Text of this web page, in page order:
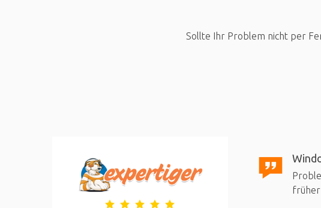
Sollte Ihr Problem nicht per
früher